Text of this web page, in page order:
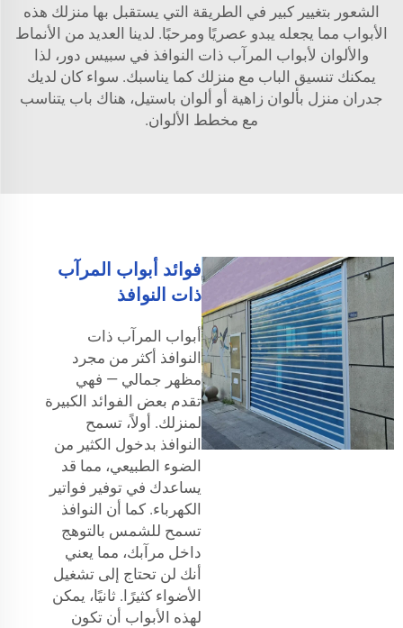
الشعور بتغيير كبير في الطريقة التي يستقبل بها منزلك هذه
الأبواب مما يجعله يبدو عصريًا ومرحبًا. لدينا العديد من الأنماط
والألوان لأبواب المرآب ذات النوافذ في سبيس دور، لذا
يمكنك تنسيق الباب مع منزلك كما يناسبك. سواء كان لديك
جدران منزل بألوان زاهية أو ألوان باستيل، هناك باب يتناسب
مع مخطط الألوان.
فوائد أبواب المرآب
ذات النوافذ
أبواب المرآب ذات
النوافذ أكثر من مجرد
مظهر جمالي — فهي
تقدم بعض الفوائد الكبيرة
لمنزلك. أولاً، تسمح
النوافذ بدخول الكثير من
الضوء الطبيعي، مما قد
يساعدك في توفير فواتير
الكهرباء. كما أن النوافذ
تسمح للشمس بالتوهج
داخل مرآبك، مما يعني
أنك لن تحتاج إلى تشغيل
الأضواء كثيرًا. ثانيًا، يمكن
لهذه الأبواب أن تكون